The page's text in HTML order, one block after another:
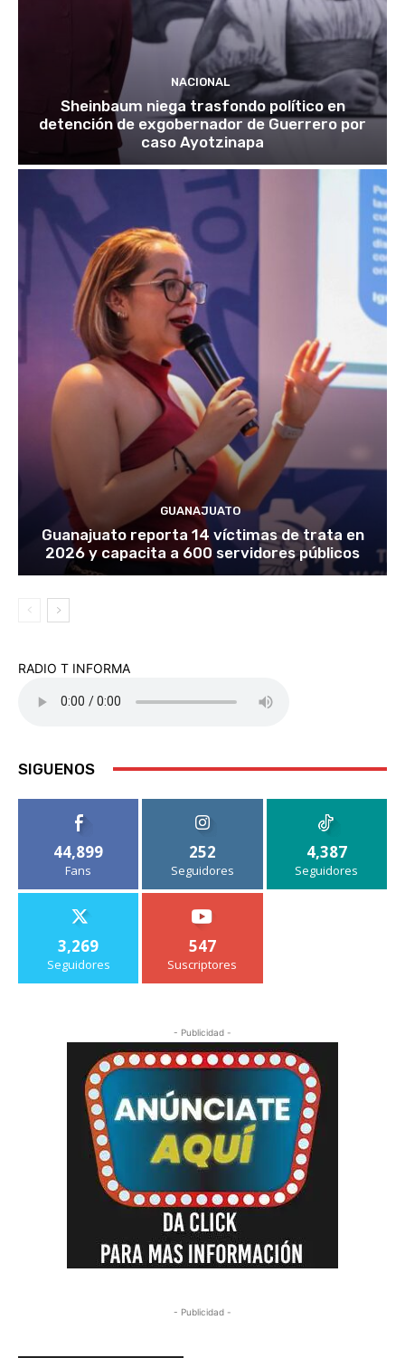
NACIONAL
Sheinbaum niega trasfondo político en
detención de exgobernador de Guerrero por
caso Ayotzinapa
GUANAJUATO
Guanajuato reporta 14 víctimas de trata en
2026 y capacita a 600 servidores públicos
RADIO T INFORMA
SIGUENOS
44,899
Fans
252
Seguidores
4,387
Seguidores
3,269
Seguidores
547
Suscriptores
- Publicidad -
- Publicidad -